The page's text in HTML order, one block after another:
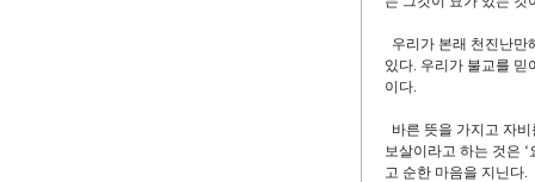
우리가 본래 천진난만
있다. 우리가 불교를 믿
이다.
바른 뜻을 가지고 자
보살이라고 하는 것은
고 순한 마음을 지닌다.